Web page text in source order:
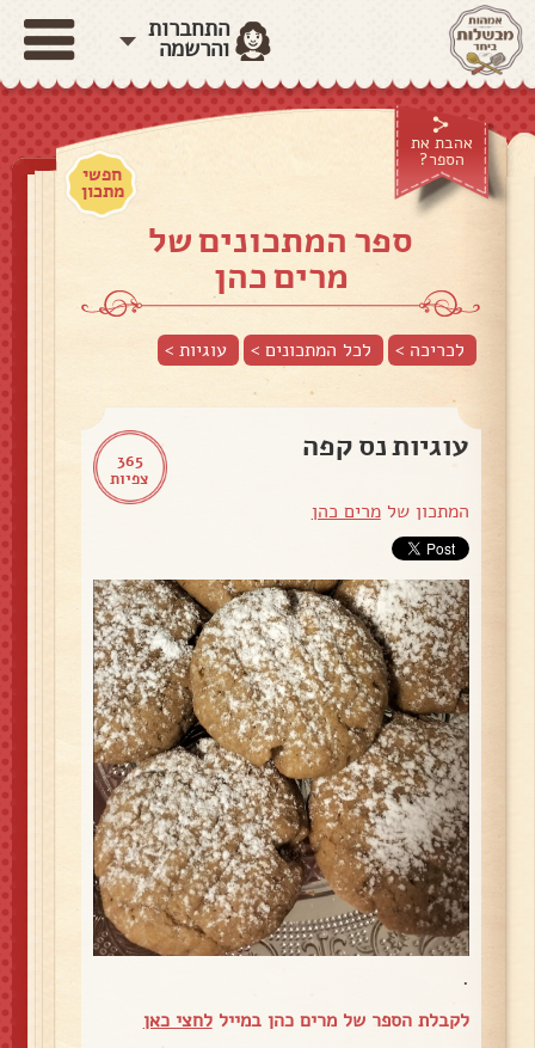
התחברות
והרשמה
אהבת את
הספר?
חפשי
מתכון
ספר המתכונים של
מרים כהן
לכריכה > לכל המתכונים > עוגיות>
365
צפיות
עוגיות נס קפה
המתכון שלמרים כהן
.
לקבלת הספר של מרים כהן במייללחצי כאן